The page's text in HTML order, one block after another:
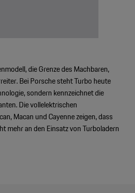
die Grenze des Machbaren,
Bei Porsche steht Turbo heute
sondern kennzeichnet die
Die vollelektrischen
Macan und Cayenne zeigen, dass
mehr an den Einsatz von Turboladern